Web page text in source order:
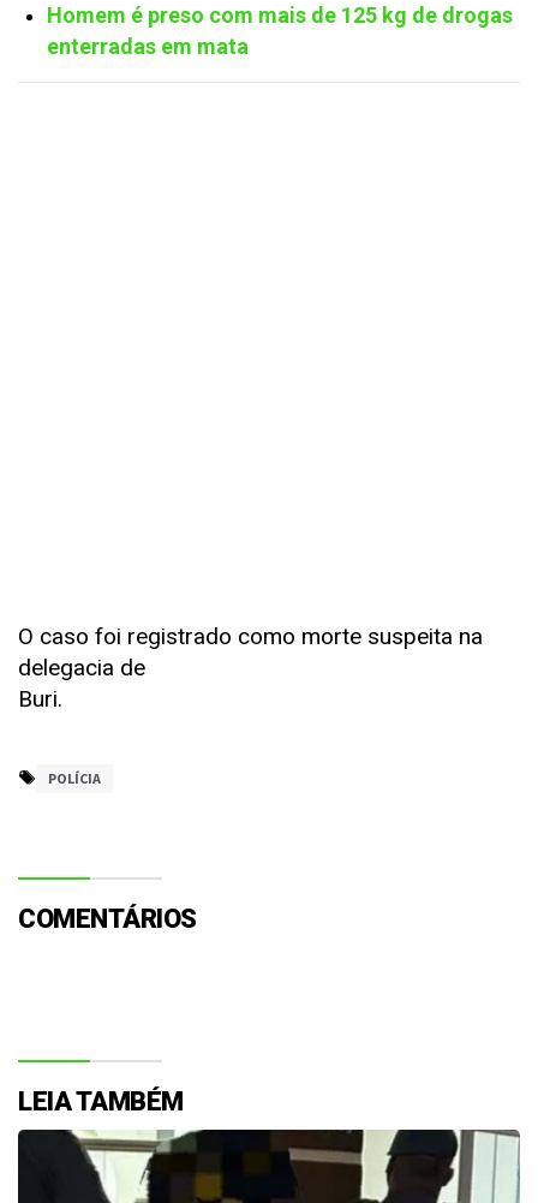
Homem é preso com mais de 125 kg de drogas
enterradas em mata
O caso foi registrado como morte suspeita na
delegacia de
Buri.
POLÍCIA
COMENTÁRIOS
LEIA TAMBÉM